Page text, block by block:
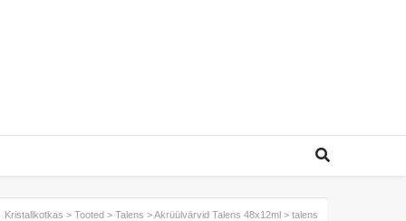
Kristallkotkas > Tooted > Talens >Akrüülvärvid Talens 48x12ml > talens